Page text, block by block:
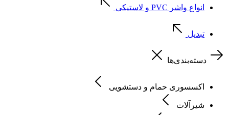
انواع واشر PVC و لاستیکی
تبدیل
دسته‌بندی‌ها
اکسسوری حمام و دستشویی
شیرآلات